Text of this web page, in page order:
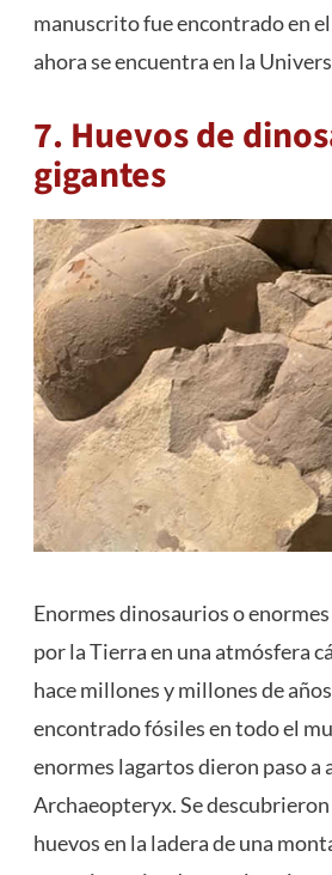
manuscrito fue encontrado en
ahora se encuentra en la
7. Huevos de
gigantes
Enormes dinosaurios o
por la Tierra en una atmósfera
hace millones y millones de
encontrado fósiles en todo el
enormes lagartos dieron paso a
Archaeopteryx. Se
huevos en la ladera de una